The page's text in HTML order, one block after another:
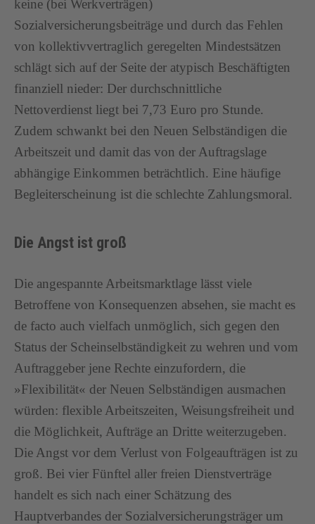
keine (bei Werkverträgen)
Sozialversicherungsbeiträge und durch das Fehlen
von kollektivvertraglich geregelten Mindestsätzen
schlägt sich auf der Seite der atypisch Beschäftigten
finanziell nieder: Der durchschnittliche
Nettoverdienst liegt bei 7,73 Euro pro Stunde.
Zudem schwankt bei den Neuen Selbständigen die
Arbeitszeit und damit das von der Auftragslage
abhängige Einkommen beträchtlich. Eine häufige
Begleiterscheinung ist die schlechte Zahlungsmoral.
Die Angst ist groß
Die angespannte Arbeitsmarktlage lässt viele
Betroffene von Konsequenzen absehen, sie macht es
de facto auch vielfach unmöglich, sich gegen den
Status der Scheinselbständigkeit zu wehren und vom
Auftraggeber jene Rechte einzufordern, die
»Flexibilität« der Neuen Selbständigen ausmachen
würden: flexible Arbeitszeiten, Weisungsfreiheit und
die Möglichkeit, Aufträge an Dritte weiterzugeben.
Die Angst vor dem Verlust von Folgeaufträgen ist zu
groß. Bei vier Fünftel aller freien Dienstverträge
handelt es sich nach einer Schätzung des
Hauptverbandes der Sozialversicherungsträger um